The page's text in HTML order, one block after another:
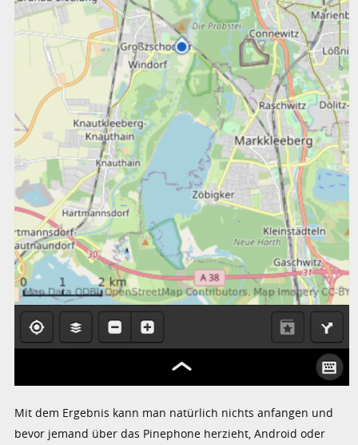
Mit dem Ergebnis kann man natürlich nichts anfangen und
bevor jemand über das Pinephone herzieht, Android oder